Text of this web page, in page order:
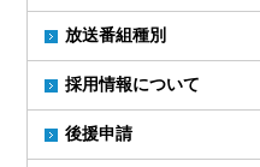
放送番組種別
採用情報について
後援申請